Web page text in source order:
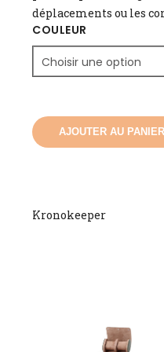
déplacements ou les
COULEUR
AJOUTER AU PANIER
Kronokeeper